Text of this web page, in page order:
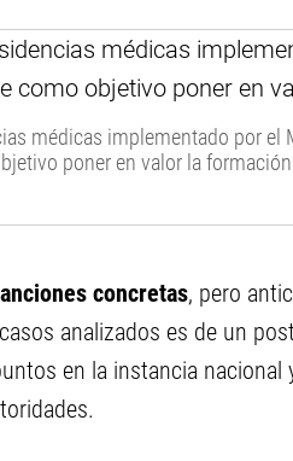
médicas implementado por el
poner en valor la
concretas, pero
analizados es de un
en la instancia nacional